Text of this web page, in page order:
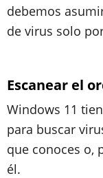
debemos
de virus solo
Escanear el
Windows 11
para buscar
que conoces o,
él.